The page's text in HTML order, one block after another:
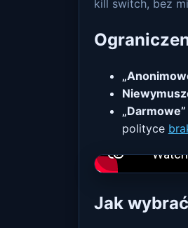
kill switch, bez
„Darmowe”
polityce
Obejrzyj na
Jak